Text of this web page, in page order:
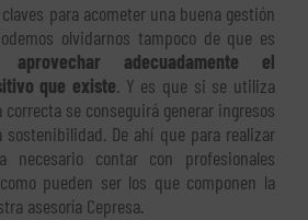
para acometer una buena gestión
olvidarnos tampoco de que es
aprovechar adecuadamente el
que existe. Y es que si se utiliza
se conseguirá generar ingresos
De ahí que para realizar
necesario contar con profesionales
pueden ser los que componen la
asesoría Cepresa.